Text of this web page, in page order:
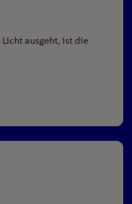
ausgeht, ist die